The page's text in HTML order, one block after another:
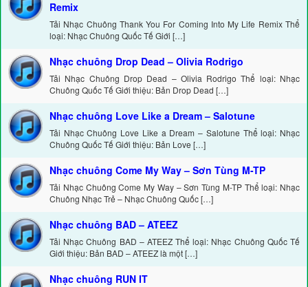
Remix
Tải Nhạc Chuông Thank You For Coming Into My Life Remix Thể
loại: Nhạc Chuông Quốc Tế Giới […]
Nhạc chuông Drop Dead – Olivia Rodrigo
Tải Nhạc Chuông Drop Dead – Olivia Rodrigo Thể loại: Nhạc
Chuông Quốc Tế Giới thiệu: Bản Drop Dead […]
Nhạc chuông Love Like a Dream – Salotune
Tải Nhạc Chuông Love Like a Dream – Salotune Thể loại: Nhạc
Chuông Quốc Tế Giới thiệu: Bản Love […]
Nhạc chuông Come My Way – Sơn Tùng M-TP
Tải Nhạc Chuông Come My Way – Sơn Tùng M-TP Thể loại: Nhạc
Chuông Nhạc Trẻ – Nhạc Chuông Quốc […]
Nhạc chuông BAD – ATEEZ
Tải Nhạc Chuông BAD – ATEEZ Thể loại: Nhạc Chuông Quốc Tế
Giới thiệu: Bản BAD – ATEEZ là một […]
Nhạc chuông RUN IT